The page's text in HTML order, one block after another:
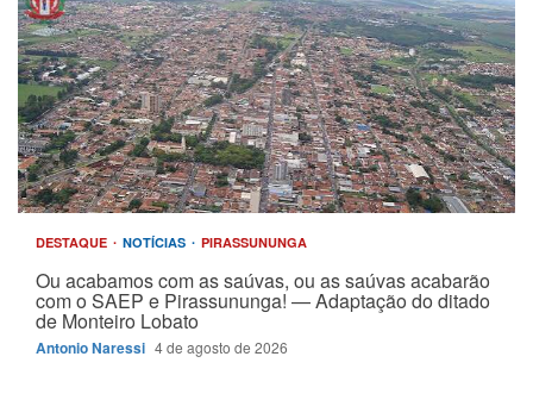
DESTAQUE NOTÍCIAS PIRASSUNUNGA
Ou acabamos com as saúvas, ou as saúvas acabarão
com o SAEP e Pirassununga! — Adaptação do ditado
de Monteiro Lobato
Antonio Naressi 4 de agosto de 2026